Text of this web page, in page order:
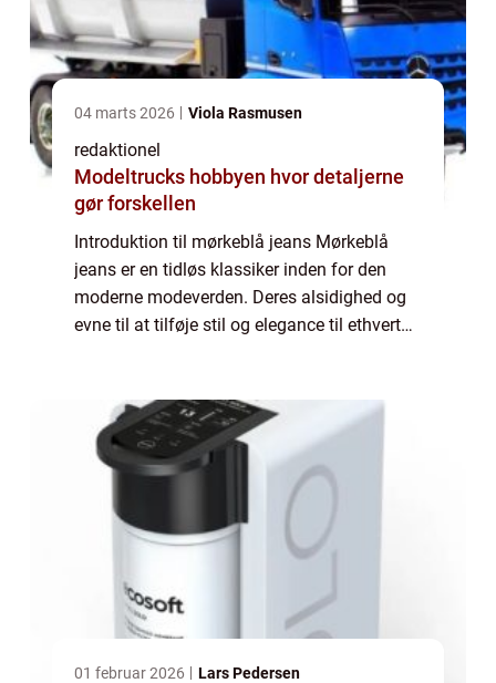
04 marts 2026 Viola Rasmusen
redaktionel
Modeltrucks hobbyen hvor detaljerne
gør forskellen
Introduktion til mørkeblå jeans Mørkeblå
jeans er en tidløs klassiker inden for den
moderne modeverden. Deres alsidighed og
evne til at tilføje stil og elegance til ethvert
01 februar 2026 Lars Pedersen